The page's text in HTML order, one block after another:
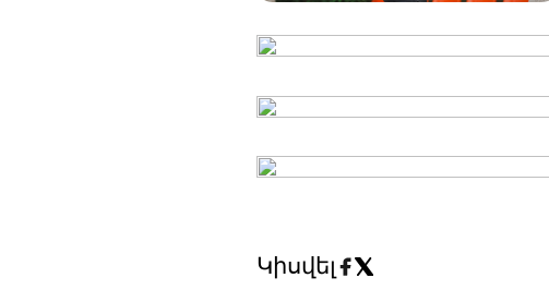
Կիսվել